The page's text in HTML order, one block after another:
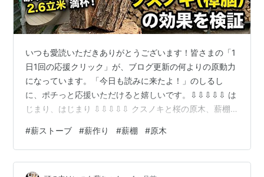
いつも愛読いただきありがとうございます！皆さまの「1
日1回の応援クリック」が、ブログ更新の何よりの原動力
になっています。「今日も読みに来たよ！」のしるし
に、ポチっと応援いただけると嬉しいです。⇩⇩⇩⇩⇩ は
じまり、はじまり ⇩⇩⇩⇩⇩ クスノキと桜の原木、薪棚
の原木。 「これをすべて割って薪棚に入れたら、ちょう
ど一杯になるのでは？」という予測を立てていたのです
が、ついにそれを実証する日がやってきました。 応援ポ
#薪ストーブ #薪作り #薪棚 #原木